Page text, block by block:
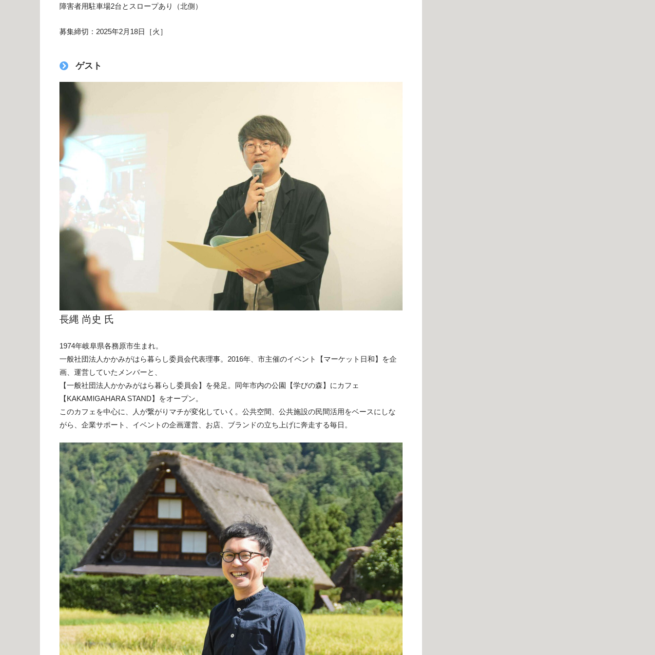
障害者用駐車場2台とスロープあり（北側）
募集締切：2025年2月18日［火］
ゲスト
長縄 尚史 氏
1974年岐阜県各務原市生まれ。
一般社団法人かかみがはら暮らし委員会代表理事。2016年、市主催のイベント【マーケット日和】を企
画、運営していたメンバーと、
【一般社団法人かかみがはら暮らし委員会】を発足。同年市内の公園【学びの森】にカフェ
【KAKAMIGAHARA STAND】をオープン。
このカフェを中心に、人が繋がりマチが変化していく。公共空間、公共施設の民間活用をベースにしな
がら、企業サポート、イベントの企画運営、お店、ブランドの立ち上げに奔走する毎日。